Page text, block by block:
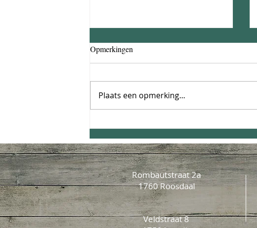
Frisse Zomersalade
Opmerkingen
Plaats een opmerking...
Rombautstraat 2a
1760 Roosdaal
Veldstraat 8